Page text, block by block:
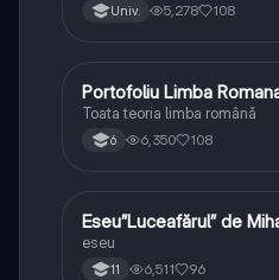
Univ. 5,278 108
Limba și literatura română
Portofoliu Limba
Toata teoria limba română
6 6,350 108
Limba și literatura română
Eseu”Luceafărul” de
eseu
11 6,511 96